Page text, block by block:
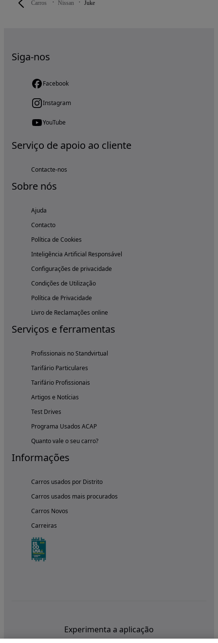
Carros Nissan Juke
Siga-nos
Facebook
Instagram
YouTube
Serviço de apoio ao cliente
Contacte-nos
Sobre nós
Ajuda
Contacto
Política de Cookies
Inteligência Artificial Responsável
Configurações de privacidade
Condições de Utilização
Política de Privacidade
Livro de Reclamações online
Serviços e ferramentas
Profissionais no Standvirtual
Tarifário Particulares
Tarifário Profissionais
Artigos e Notícias
Test Drives
Programa Usados ACAP
Quanto vale o seu carro?
Informações
Carros usados por Distrito
Carros usados mais procurados
Carros Novos
Carreiras
Experimenta a aplicação